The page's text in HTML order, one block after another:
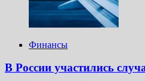
Финансы
В России участились